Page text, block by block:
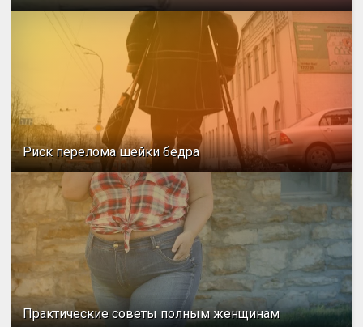
Риск перелома шейки бедра
Практические советы полным женщинам